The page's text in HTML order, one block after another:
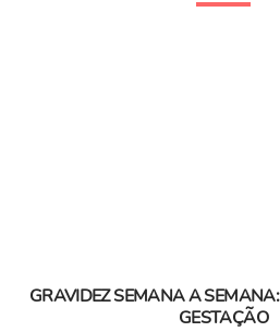
GRAVIDEZ SEMANA A
GESTAÇÃO